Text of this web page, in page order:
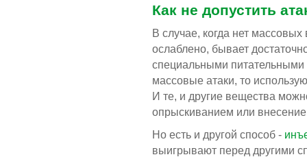
Как не допустить
В случае, когда нет
ослаблено, бывает
специальными
массовые атаки, то
И те, и другие вещества
опрыскиванием или
Но есть и другой способ -
выигрывают перед другими